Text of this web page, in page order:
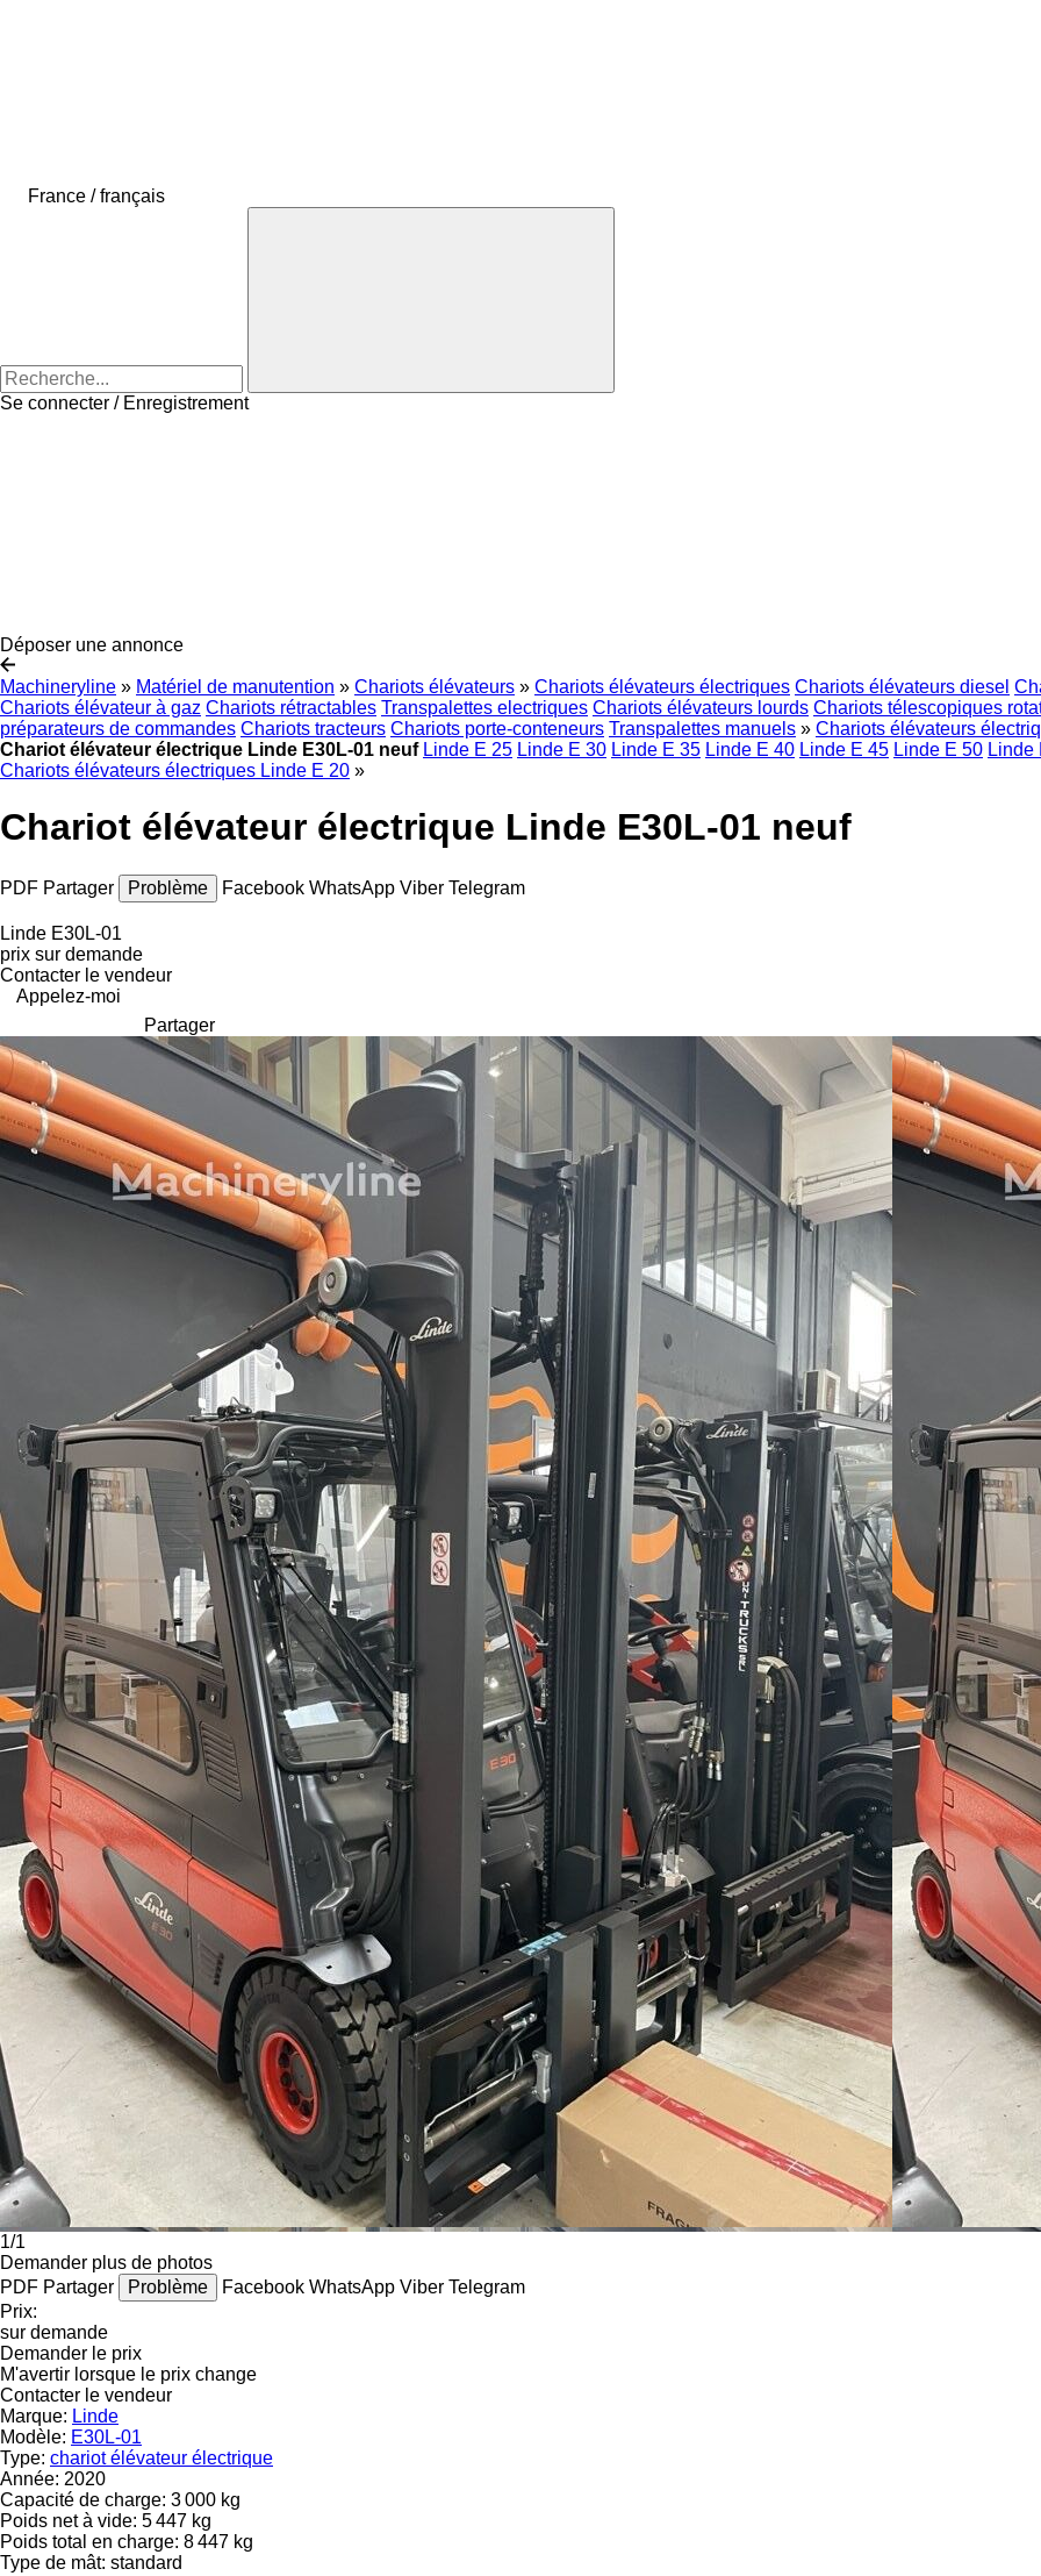
France / français
Se connecter / Enregistrement
Déposer une annonce
Machineryline » Matériel de manutention » Chariots élévateurs » Chariots élévateurs électriques Chariots élévateurs diesel
Chariots élévateur à gaz Chariots rétractables Transpalettes electriques Chariots élévateurs lourds Chariots télescopiques
préparateurs de commandes Chariots tracteurs Chariots porte-conteneurs Transpalettes manuels » Chariots élévateurs
Chariot élévateur électrique Linde E30L-01 neuf Linde E 25 Linde E 30 Linde E 35 Linde E 40 Linde E 45 Linde E 50 Linde
Chariots élévateurs électriques Linde E 20 »
Chariot élévateur électrique Linde E30L-01 neuf
PDF Partager Problème Facebook WhatsApp Viber Telegram
Linde E30L-01
prix sur demande
Contacter le vendeur
Appelez-moi
Partager
1/1
Demander plus de photos
PDF Partager Problème Facebook WhatsApp Viber Telegram
Prix:
sur demande
Demander le prix
M'avertir lorsque le prix change
Contacter le vendeur
Marque: Linde
Modèle: E30L-01
Type: chariot élévateur électrique
Année: 2020
Capacité de charge: 3 000 kg
Poids net à vide: 5 447 kg
Poids total en charge: 8 447 kg
Type de mât: standard